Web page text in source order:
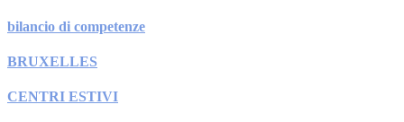
bilancio di competenze
BRUXELLES
CENTRI ESTIVI